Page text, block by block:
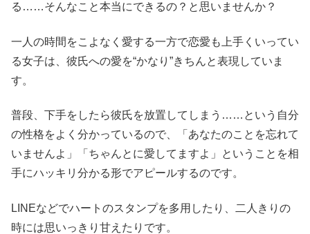
る……そんなこと本当にできるの？と思いませんか？
一人の時間をこよなく愛する一方で恋愛も上手くいってい
る女子は、彼氏への愛を“かなり”きちんと表現していま
す。
普段、下手をしたら彼氏を放置してしまう……という自分
の性格をよく分かっているので、「あなたのことを忘れて
いませんよ」「ちゃんとに愛してますよ」ということを相
手にハッキリ分かる形でアピールするのです。
LINEなどでハートのスタンプを多用したり、二人きりの
時には思いっきり甘えたりです。